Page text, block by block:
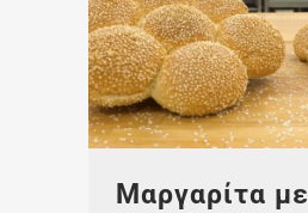
Μαργαρίτα με